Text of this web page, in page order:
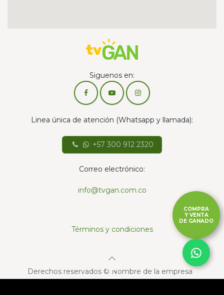
Siguenos en:
Linea única de atención (Whatsapp y llamada):
+57 300 912 2320
Correo electrónico:
info@tvgan.com.co
Términos y condiciones
Derechos reservados © Nombre de la empresa
COMPRA
Y VENTA
DE GANADO